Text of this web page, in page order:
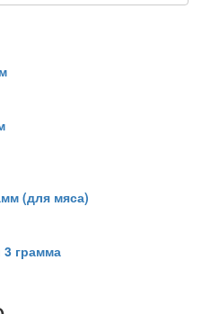
(для мяса)
3 грамма